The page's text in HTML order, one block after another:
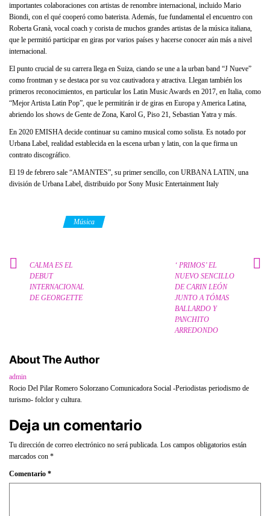
importantes colaboraciones con artistas de renombre internacional, incluido Mario
Biondi, con el qué cooperó como baterista. Además, fue fundamental el encuentro con
Roberta Granà, vocal coach y corista de muchos grandes artistas de la música italiana,
que le permitió participar en giras por varios países y hacerse conocer aún más a nivel
internacional.
El punto crucial de su carrera llega en Suiza, ciando se une a la urban band “J Nueve”
como frontman y se destaca por su voz cautivadora y atractiva. Llegan también los
primeros reconocimientos, en particular los Latin Music Awards en 2017, en Italia, como
“Mejor Artista Latin Pop”, que le permitirán ir de giras en Europa y America Latina,
abriendo los shows de Gente de Zona, Karol G, Piso 21, Sebastian Yatra y más.
En 2020 EMISHA decide continuar su camino musical como solista. Es notado por
Urbana Label, realidad establecida en la escena urban y latin, con la que firma un
contrato discográfico.
El 19 de febrero sale “AMANTES”, su primer sencillo, con URBANA LATIN, una
división de Urbana Label, distribuido por Sony Music Entertainment Italy
Música
CALMA ES EL
DEBUT
INTERNACIONAL
DE GEORGETTE
‘ PRIMOS’ EL
NUEVO SENCILLO
DE CARIN LEÓN
JUNTO A TÓMAS
BALLARDO Y
PANCHITO
ARREDONDO
About The Author
admin
Rocio Del Pilar Romero Solorzano Comunicadora Social -Periodistas periodismo de
turismo- folclor y cultura.
Deja un comentario
Tu dirección de correo electrónico no será publicada. Los campos obligatorios están
marcados con *
Comentario *